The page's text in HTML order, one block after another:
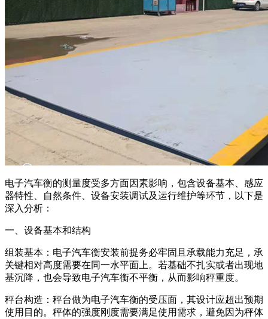
电子汽车衡的测量度受多方面因素影响，包含设备基本、感应
器特性、自然条件、设备安装调试及运行维护等环节，以下是
深入分析：
一、设备基本和结构
组装基本：电子汽车衡安装前提务必牢固且承载能力充足，承
关键相对高度需要在同一水平面上。若基础不扎实或者出现地
基沉降，也会导致电子汽车衡不平衡，从而影响秤重度。
秤台构造：秤台做为电子汽车衡的受压面，其设计应超出预期
使用目的。秤体的强度刚度需要满足使用需求，避免因为秤体